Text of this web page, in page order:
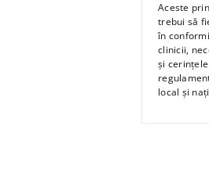
Aceste
trebui să
în
clinicii,
și
local și